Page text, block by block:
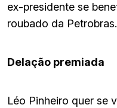
ex-presidente se
roubado da Petrobras.
Delação premiada
Léo Pinheiro quer se